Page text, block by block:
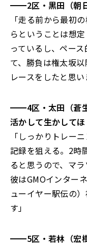
━━2区・黒田（朝
「走る前から最初
らということは想
っているし、ペー
て、勝負は権太坂
レースをしたと思い
━━4区・太田（蒼
活かして生かしてほ
「しっかりトレー
記録を狙える。2時
ると思うので、マ
彼はGMOインター
ューイヤー駅伝の
す」
━━5区・若林（宏